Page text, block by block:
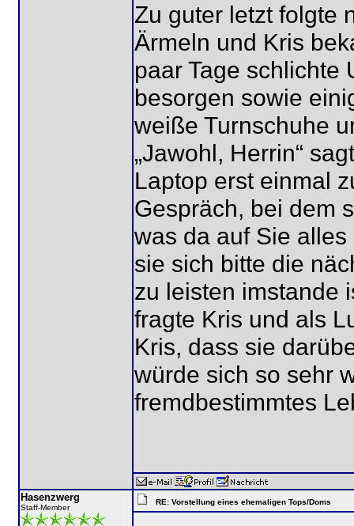
Zu guter letzt folgte
Ärmeln und Kris
paar Tage schlichte
besorgen sowie
weiße Turnschuhe
„Jawohl, Herrin“
Laptop erst einmal
Gespräch, bei dem
was da auf Sie
sie sich bitte die
zu leisten imstande
fragte Kris und als
Kris, dass sie
würde sich so sehr
fremdbestimmtes
Hasenzwerg
Staff-Member
RE: Vorstellung eines ehemaligen Tops/Doms